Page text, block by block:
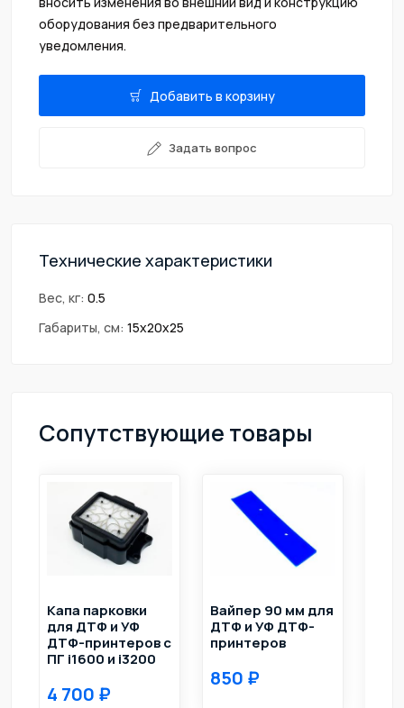
оборудования без предварительного
уведомления.
Добавить в корзину
Задать вопрос
Технические характеристики
Вес, кг: 0.5
Габариты, см: 15х20х25
Сопутствующие товары
Капа парковки
для ДТФ и УФ
ДТФ-принтеров с
ПГ i1600 и i3200
4 700
Вайпер 90 мм для
ДТФ и УФ ДТФ-
принтеров
850